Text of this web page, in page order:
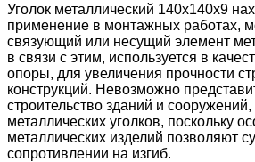
Уголок металлический 140x140x9
применение в монтажных работах,
связующий или несущий элемент
в связи с этим, используется в
опоры, для увеличения прочности
конструкций. Невозможно
строительство зданий и
металлических уголков, поскольку
металлических изделий позволяют
сопротивлении на изгиб.